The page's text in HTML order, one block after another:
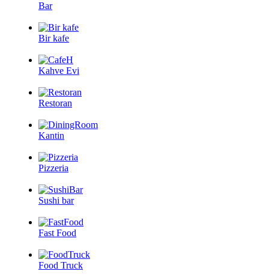
Bar
Bir kafe
Kahve Evi
Restoran
Kantin
Pizzeria
Sushi bar
Fast Food
Food Truck